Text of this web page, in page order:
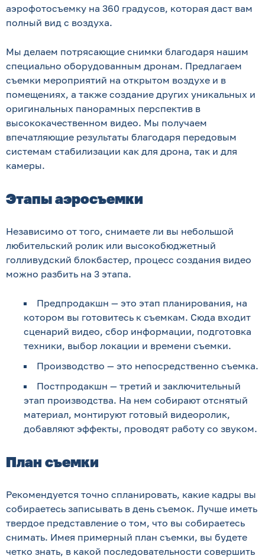
аэрофотосъемку на 360 градусов, которая даст вам
полный вид с воздуха.
Мы делаем потрясающие снимки благодаря нашим
специально оборудованным дронам. Предлагаем
съемки мероприятий на открытом воздухе и в
помещениях, а также создание других уникальных и
оригинальных панорамных перспектив в
высококачественном видео. Мы получаем
впечатляющие результаты благодаря передовым
системам стабилизации как для дрона, так и для
камеры.
Этапы аэросъемки
Независимо от того, снимаете ли вы небольшой
любительский ролик или высокобюджетный
голливудский блокбастер, процесс создания видео
можно разбить на 3 этапа.
Предпродакшн — это этап планирования, на
котором вы готовитесь к съемкам. Сюда входит
сценарий видео, сбор информации, подготовка
техники, выбор локации и времени съемки.
Производство — это непосредственно съемка.
Постпродакшн — третий и заключительный
этап производства. На нем собирают отснятый
материал, монтируют готовый видеоролик,
добавляют эффекты, проводят работу со звуком.
План съемки
Рекомендуется точно спланировать, какие кадры вы
собираетесь записывать в день съемок. Лучше иметь
твердое представление о том, что вы собираетесь
снимать. Имея примерный план съемки, вы будете
четко знать, в какой последовательности совершить